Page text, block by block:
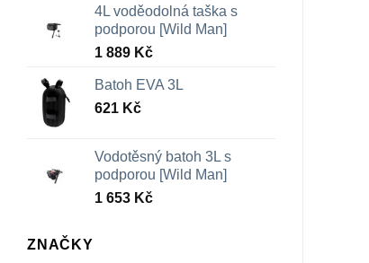
4L voděodolná taška s
podporou [Wild Man]
1 889 Kč
Batoh EVA 3L
621 Kč
Vodotěsný batoh 3L s
podporou [Wild Man]
1 653 Kč
ZNAČKY